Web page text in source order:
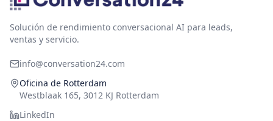
Solución de rendimiento conversacional AI para leads,
ventas y servicio.
info@conversation24.com
Oficina de Rotterdam
Westblaak 165, 3012 KJ Rotterdam
LinkedIn